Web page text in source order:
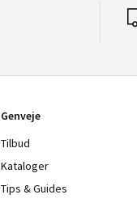
Genveje
Tilbud
Kataloger
Tips & Guides